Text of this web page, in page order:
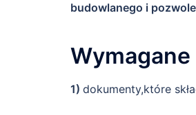
budowlanego i
1) dokumenty,które